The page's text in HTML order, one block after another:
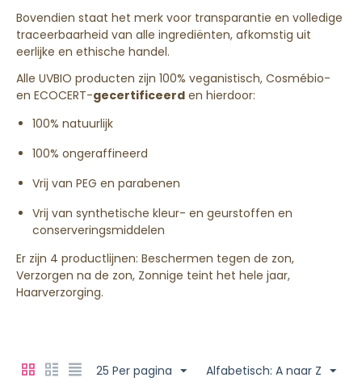
Bovendien staat het merk voor transparantie en volledige
traceerbaarheid van alle ingrediënten, afkomstig uit
eerlijke en ethische handel.
Alle UVBIO producten zijn 100% veganistisch, Cosmébio-
en ECOCERT-gecertificeerd en hierdoor:
100% natuurlijk
100% ongeraffineerd
Vrij van PEG en parabenen
Vrij van synthetische kleur- en geurstoffen en
conserveringsmiddelen
Er zijn 4 productlijnen: Beschermen tegen de zon,
Verzorgen na de zon, Zonnige teint het hele jaar,
Haarverzorging.
Alfabetisch: A naar Z
25 Per pagina